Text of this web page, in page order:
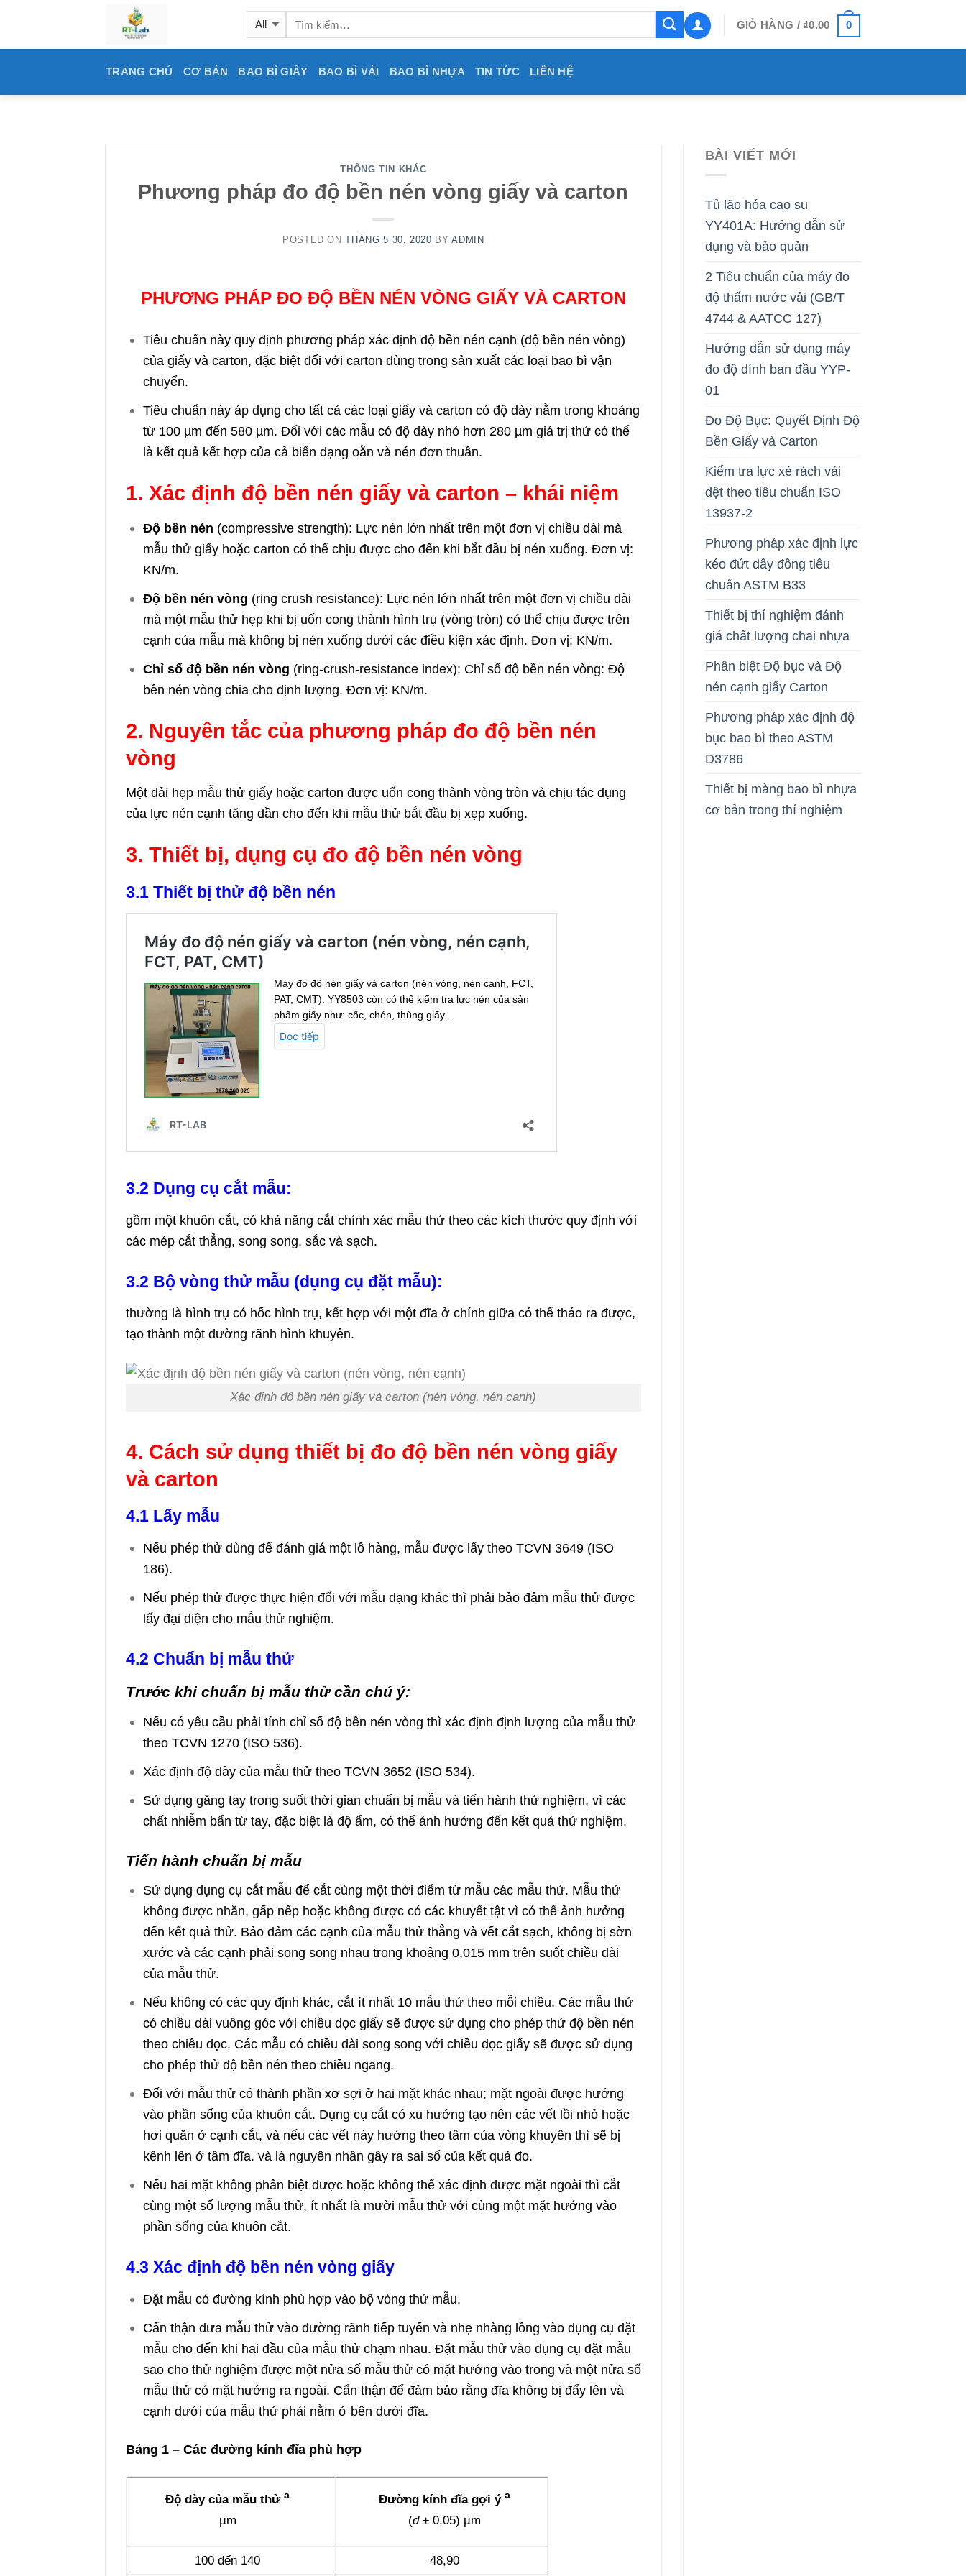
content
GIỎ HÀNG / ₫0.00 0
TRANG CHỦ CƠ BẢN BAO BÌ GIẤY BAO BÌ VẢI BAO BÌ NHỰA TIN TỨC LIÊN HỆ
THÔNG TIN KHÁC
Phương pháp đo độ bền nén vòng giấy và carton
POSTED ONTHÁNG 5 30, 2020 BYADMIN
PHƯƠNG PHÁP ĐO ĐỘ BỀN NÉN VÒNG GIẤY VÀ CARTON
Tiêu chuẩn này quy định phương pháp xác định độ bền nén cạnh (độ bền nén vòng)
của giấy và carton, đặc biệt đối với carton dùng trong sản xuất các loại bao bì vận
chuyển.
Tiêu chuẩn này áp dụng cho tất cả các loại giấy và carton có độ dày nằm trong khoảng
từ 100 µm đến 580 µm. Đối với các mẫu có độ dày nhỏ hơn 280 µm giá trị thử có thể
là kết quả kết hợp của cả biến dạng oằn và nén đơn thuần.
1. Xác định độ bền nén giấy và carton – khái niệm
Độ bền nén (compressive strength): Lực nén lớn nhất trên một đơn vị chiều dài mà
mẫu thử giấy hoặc carton có thể chịu được cho đến khi bắt đầu bị nén xuống. Đơn vị:
KN/m.
Độ bền nén vòng (ring crush resistance): Lực nén lớn nhất trên một đơn vị chiều dài
mà một mẫu thử hẹp khi bị uốn cong thành hình trụ (vòng tròn) có thể chịu được trên
cạnh của mẫu mà không bị nén xuống dưới các điều kiện xác định. Đơn vị: KN/m.
Chỉsố độ bền nén vòng (ring-crush-resistance index): Chỉ số độ bền nén vòng: Độ
bền nén vòng chia cho định lượng. Đơn vị: KN/m.
2. Nguyên tắc của phương pháp đo độ bền nén
vòng
Một dải hẹp mẫu thử giấy hoặc carton được uốn cong thành vòng tròn và chịu tác dụng
của lực nén cạnh tăng dần cho đến khi mẫu thử bắt đầu bị xẹp xuống.
3. Thiết bị, dụng cụ đo độ bền nén vòng
3.1 Thiết bị thử độ bền nén
3.2 Dụng cụ cắt mẫu:
gồm một khuôn cắt, có khả năng cắt chính xác mẫu thử theo các kích thước quy định với
các mép cắt thẳng, song song, sắc và sạch.
3.2 Bộ vòng thử mẫu (dụng cụ đặt mẫu):
thường là hình trụ có hốc hình trụ, kết hợp với một đĩa ở chính giữa có thể tháo ra được,
tạo thành một đường rãnh hình khuyên.
Xác định độ bền nén giấy và carton (nén vòng, nén cạnh)
4. Cách sử dụng thiết bị đo độ bền nén vòng giấy
và carton
4.1 Lấy mẫu
Nếu phép thử dùng để đánh giá một lô hàng, mẫu được lấy theo TCVN 3649 (ISO
186).
Nếu phép thử được thực hiện đối với mẫu dạng khác thì phải bảo đảm mẫu thử được
lấy đại diện cho mẫu thử nghiệm.
4.2 Chuẩn bị mẫu thử
Trước khi chuẩn bị mẫu thử cần chú ý:
Nếu có yêu cầu phải tính chỉ số độ bền nén vòng thì xác định định lượng của mẫu thử
theo TCVN 1270 (ISO 536).
Xác định độ dày của mẫu thử theo TCVN 3652 (ISO 534).
Sử dụng găng tay trong suốt thời gian chuẩn bị mẫu và tiến hành thử nghiệm, vì các
chất nhiễm bẩn từ tay, đặc biệt là độ ẩm, có thể ảnh hưởng đến kết quả thử nghiệm.
Tiến hành chuẩn bị mẫu
Sử dụng dụng cụ cắt mẫu để cắt cùng một thời điểm từ mẫu các mẫu thử. Mẫu thử
không được nhăn, gấp nếp hoặc không được có các khuyết tật vì có thể ảnh hưởng
đến kết quả thử. Bảo đảm các cạnh của mẫu thử thẳng và vết cắt sạch, không bị sờn
xước và các cạnh phải song song nhau trong khoảng 0,015 mm trên suốt chiều dài
của mẫu thử.
Nếu không có các quy định khác, cắt ít nhất 10 mẫu thử theo mỗi chiều. Các mẫu thử
có chiều dài vuông góc với chiều dọc giấy sẽ được sử dụng cho phép thử độ bền nén
theo chiều dọc. Các mẫu có chiều dài song song với chiều dọc giấy sẽ được sử dụng
cho phép thử độ bền nén theo chiều ngang.
Đối với mẫu thử có thành phần xơ sợi ở hai mặt khác nhau; mặt ngoài được hướng
vào phần sống của khuôn cắt. Dụng cụ cắt có xu hướng tạo nên các vết lồi nhỏ hoặc
hơi quăn ở cạnh cắt, và nếu các vết này hướng theo tâm của vòng khuyên thì sẽ bị
kênh lên ở tâm đĩa. và là nguyên nhân gây ra sai số của kết quả đo.
Nếu hai mặt không phân biệt được hoặc không thể xác định được mặt ngoài thì cắt
cùng một số lượng mẫu thử, ít nhất là mười mẫu thử với cùng một mặt hướng vào
phần sống của khuôn cắt.
4.3 Xác định độ bền nén vòng giấy
Đặt mẫu có đường kính phù hợp vào bộ vòng thử mẫu.
Cẩn thận đưa mẫu thử vào đường rãnh tiếp tuyến và nhẹ nhàng lồng vào dụng cụ đặt
mẫu cho đến khi hai đầu của mẫu thử chạm nhau. Đặt mẫu thử vào dụng cụ đặt mẫu
sao cho thử nghiệm được một nửa số mẫu thử có mặt hướng vào trong và một nửa số
mẫu thử có mặt hướng ra ngoài. Cẩn thận để đảm bảo rằng đĩa không bị đẩy lên và
cạnh dưới của mẫu thử phải nằm ở bên dưới đĩa.
Bảng 1 – Các đường kính đĩa phù hợp
Độ dày của mẫu thửa
µm
Đường kính đĩa gợi ý a
(d± 0,05) µm
100 đến 140 48,90
BÀI VIẾT MỚI
Tủ lão hóa cao su
YY401A: Hướng dẫn sử
dụng và bảo quản
2 Tiêu chuẩn của máy đo
độ thấm nước vải (GB/T
4744 & AATCC 127)
Hướng dẫn sử dụng máy
đo độ dính ban đầu YYP-
01
Đo Độ Bục: Quyết Định Độ
Bền Giấy và Carton
Kiểm tra lực xé rách vải
dệt theo tiêu chuẩn ISO
13937-2
Phương pháp xác định lực
kéo đứt dây đồng tiêu
chuẩn ASTM B33
Thiết bị thí nghiệm đánh
giá chất lượng chai nhựa
Phân biệt Độ bục và Độ
nén cạnh giấy Carton
Phương pháp xác định độ
bục bao bì theo ASTM
D3786
Thiết bị màng bao bì nhựa
cơ bản trong thí nghiệm